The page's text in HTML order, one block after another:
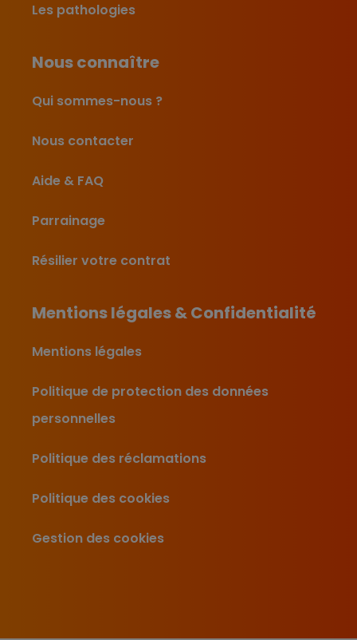
Les pathologies
Nous connaître
Qui sommes-nous ?
Nous contacter
Aide & FAQ
Parrainage
Résilier votre contrat
Mentions légales & Confidentialité
Mentions légales
Politique de protection des données
personnelles
Politique des réclamations
Politique des cookies
Gestion des cookies